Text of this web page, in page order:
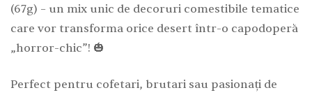
(67g) – un mix unic de decoruri comestibile tematice
care vor transforma orice desert într-o capodoperă
„horror-chic”! 🎃
Perfect pentru cofetari, brutari sau pasionați de